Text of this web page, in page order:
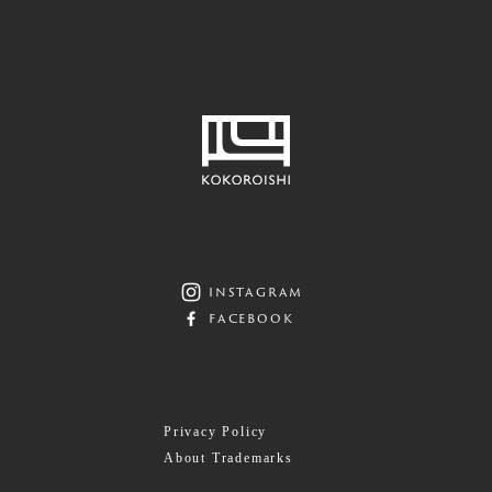
instagram
facebook
Privacy Policy
About Trademarks